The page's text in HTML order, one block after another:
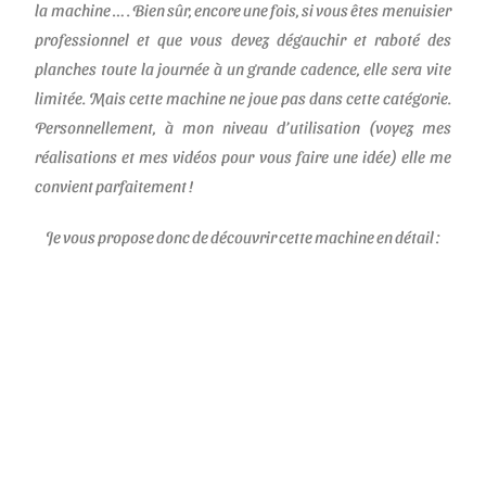
la machine … . Bien sûr, encore une fois, si vous êtes menuisier
professionnel et que vous devez dégauchir et raboté des
planches toute la journée à un grande cadence, elle sera vite
limitée. Mais cette machine ne joue pas dans cette catégorie.
Personnellement, à mon niveau d’utilisation (voyez mes
réalisations et mes vidéos pour vous faire une idée) elle me
convient parfaitement !
Je vous propose donc de découvrir cette machine en détail :